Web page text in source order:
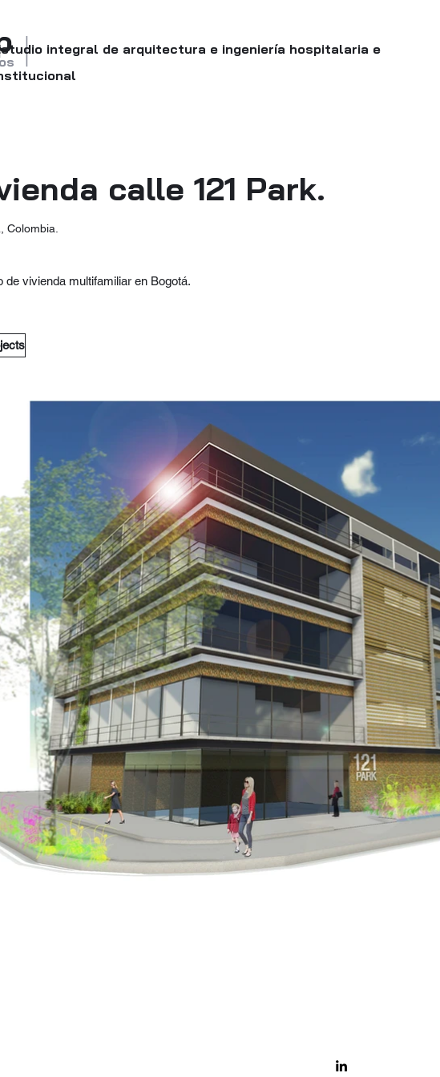
I integral de arquitectura e ingeniería hospitalaria e
calle 121 Park.
Colombia.
de vivienda multifamiliar en Bogotá.